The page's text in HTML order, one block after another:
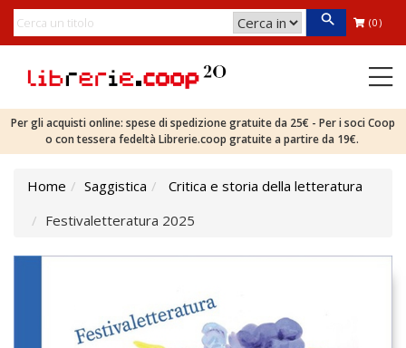
(0)
Per gli acquisti online: spese di spedizione gratuite da 25€ - Per i soci Coop
o con tessera fedeltà Librerie.coop gratuite a partire da 19€.
Home Saggistica
Critica e storia della letteratura
Festivaletteratura 2025